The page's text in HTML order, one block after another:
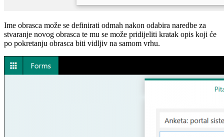
Ime obrasca može se definirati odmah nakon odabira naredbe za
stvaranje novog obrasca te mu se može pridijeliti kratak opis koji će
po pokretanju obrasca biti vidljiv na samom vrhu.